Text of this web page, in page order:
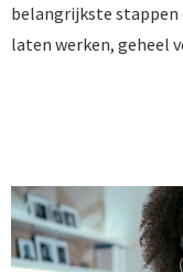
belangrijkste stappen
laten werken, geheel